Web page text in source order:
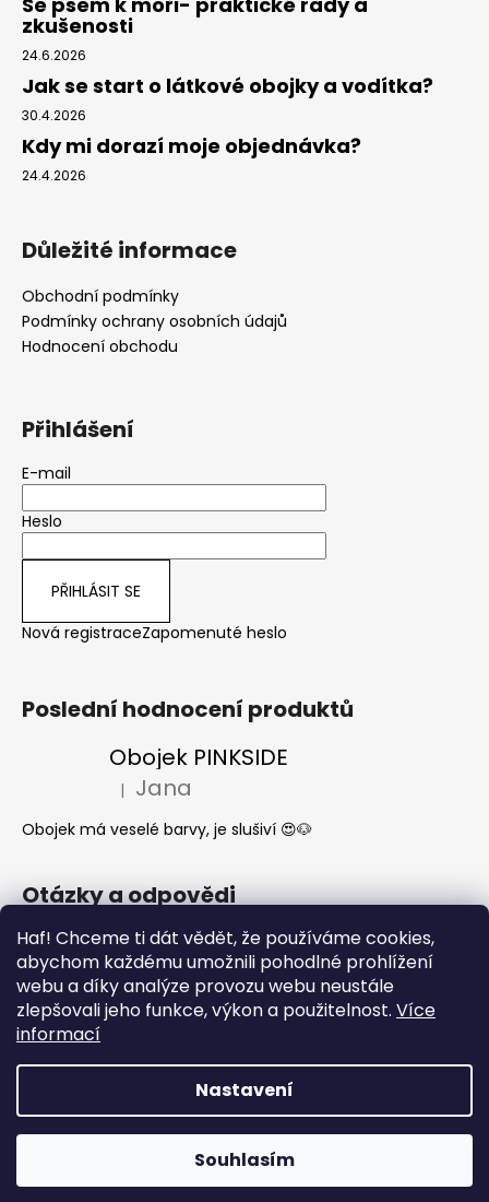
Haf! Chceme ti dát vědět, že používáme cookies,
abychom každému umožnili pohodlné prohlížení
webu a díky analýze provozu webu neustále
zlepšovali jeho funkce, výkon a použitelnost. Více
informací
Nastavení
Souhlasím
zkušenosti
24.6.2026
Jak se start o látkové obojky a vodítka?
30.4.2026
Kdy mi dorazí moje objednávka?
24.4.2026
Důležité informace
Obchodní podmínky
Podmínky ochrany osobních údajů
Hodnocení obchodu
Přihlášení
E-mail
Heslo
PŘIHLÁSIT SE
Nová registraceZapomenuté heslo
Poslední hodnocení produktů
Obojek PINKSIDE
Hodnocení produktu je 5 z 5 hvězdiček.
| Jana
Obojek má veselé barvy, je slušiví 😍🐶
Otázky a odpovědi
Jak se start o látkové obojky a vodítka?
Kdy mi dorazí moje objednávka?
Nejčastější dotazy- Co může a nemůže
pes jíst
Copyright 2026What the DOG. Všechna práva
vyhrazena.